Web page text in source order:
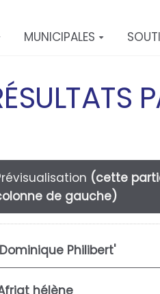
MUNICIPALES
(cette
de gauche)